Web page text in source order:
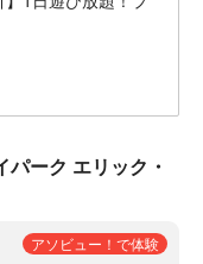
ーク エリック・
アソビュー！で体験